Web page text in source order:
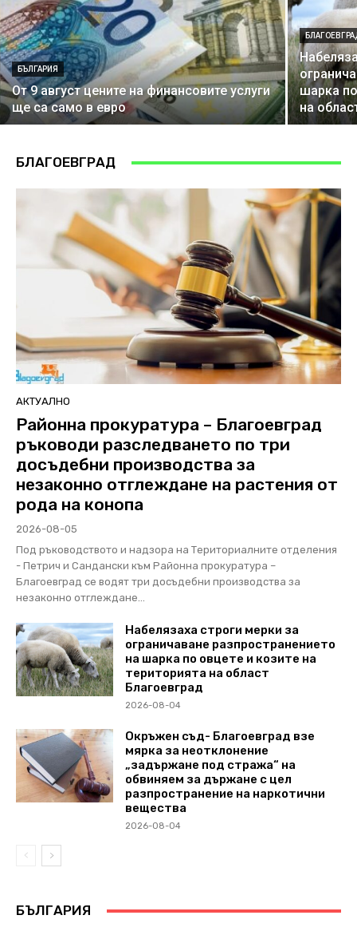
БЪЛГАРИЯ
От 9 август цените на финансовите услуги
ще са само в евро
шарка
на
БЛАГОЕВГРАД
АКТУАЛНО
Районна прокуратура – Благоевград
ръководи разследването по три
досъдебни производства за
незаконно отглеждане на растения от
рода на конопа
2026-08-05
Под ръководството и надзора на Териториалните отделения
- Петрич и Сандански към Районна прокуратура –
Благоевград се водят три досъдебни производства за
незаконно отглеждане...
Набелязаха строги мерки за
ограничаване разпространението
на шарка по овцете и козите на
територията на област
Благоевград
2026-08-04
Окръжен съд- Благоевград взе
мярка за неотклонение
„задържане под стража“ на
обвиняем за държане с цел
разпространение на наркотични
вещества
2026-08-04
БЪЛГАРИЯ